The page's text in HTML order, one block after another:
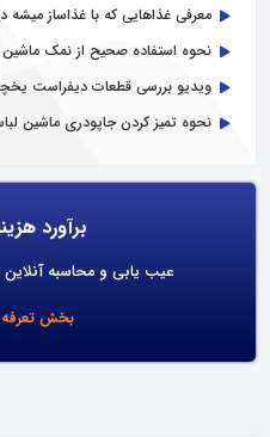
معرفی غذاهایی که با غذاساز میشه
نحوه استفاده صحیح از نمک
ویدیو بررسی قطعات دیفراست
نحوه تمیز کردن جاپودری ماشین
برآورد
عیب یابی و محاسبه آنلاین
بخش